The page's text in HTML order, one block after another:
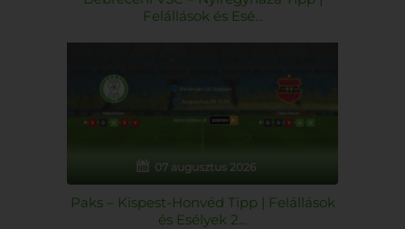
Felállások és Esé...
07 augusztus 2026
Paks – Kispest-Honvéd Tipp | Felállások
és Esélyek 2...